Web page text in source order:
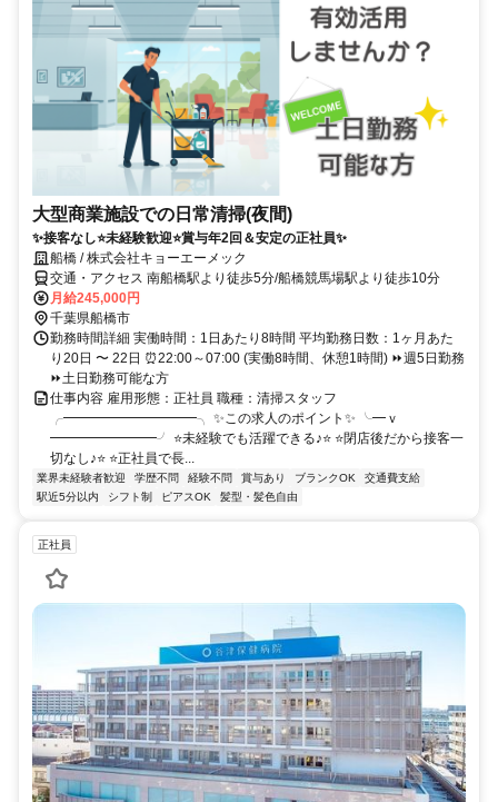
大型商業施設での日常清掃(夜間)
✨接客なし⭐未経験歓迎⭐賞与年2回＆安定の正社員✨
船橋 / 株式会社キョーエーメック
交通・アクセス 南船橋駅より徒歩5分/船橋競馬場駅より徒歩10分
月給245,000円
千葉県船橋市
勤務時間詳細 実働時間：1日あたり8時間 平均勤務日数：1ヶ月あた
り20日 〜 22日 ⏰22:00～07:00 (実働8時間、休憩1時間) ⏩週5日勤務
⏩土日勤務可能な方
仕事内容 雇用形態：正社員 職種：清掃スタッフ
╭━━━━━━━━━━╮ ✨この求人のポイント✨ ╰━ｖ
━━━━━━━━╯ ⭐未経験でも活躍できる♪⭐ ⭐閉店後だから接客一
切なし♪⭐ ⭐正社員で長...
業界未経験者歓迎 学歴不問 経験不問 賞与あり ブランクOK
交通費支給
駅近5分以内
シフト制 ピアスOK 髪型・髪色自由
正社員